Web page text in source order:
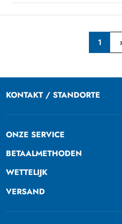
1
KONTAKT / STANDORTE
ONZE SERVICE
BETAALMETHODEN
WETTELIJK
VERSAND